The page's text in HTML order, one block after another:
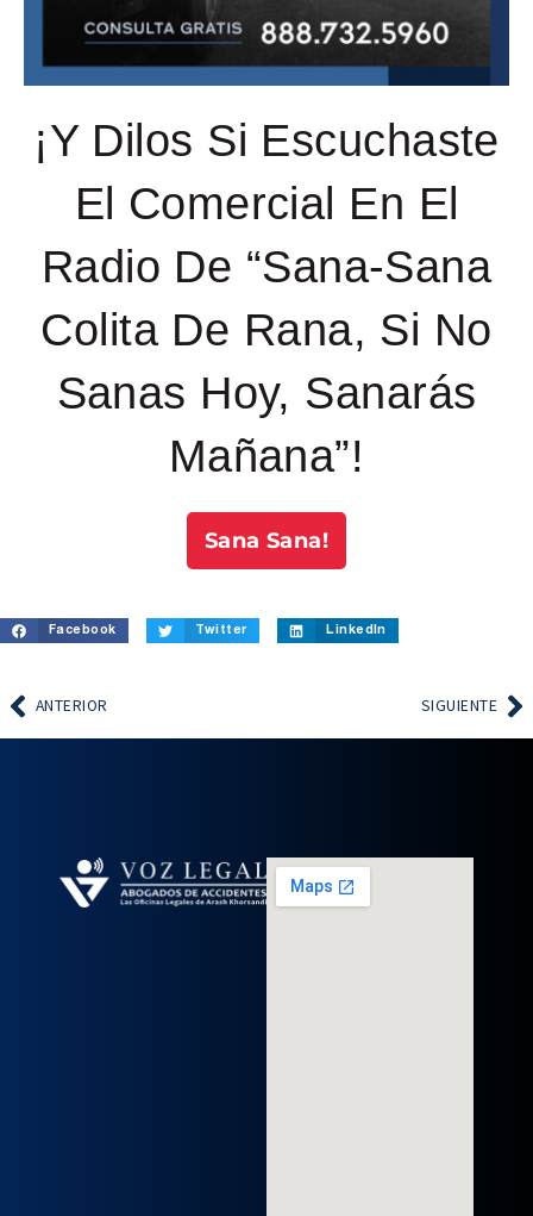
¡Y Dilos Si Escuchaste
El Comercial En El
Radio De “Sana-Sana
Colita De Rana, Si No
Sanas Hoy, Sanarás
Mañana”!
Sana Sana!
Facebook Twitter LinkedIn
ANTERIOR SIGUIENTE